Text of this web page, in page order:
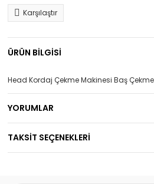
Karşılaştır
ÜRÜN BİLGİSİ
Head Kordaj Çekme Makinesi Baş
YORUMLAR
TAKSİT SEÇENEKLERİ